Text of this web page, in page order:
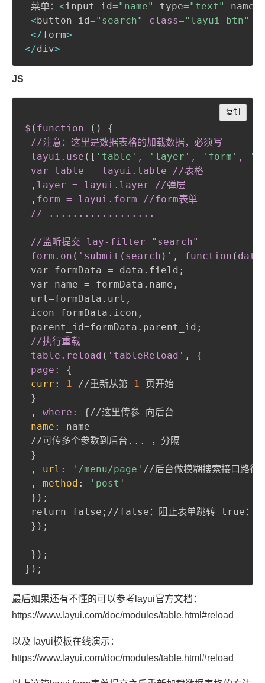
菜单： <input id="name" type="text" name
<button id="search" class="layui-btn"
</form>
</div>
JS
$ ( function ( )
{
//注意：这里是数据表格的加载数据，必须写
layui .use ( [ 'table' , 'layer' , 'form' ,
var table = layui .table //表格
, layer = layui .layer //弹层
, form = layui .form //form表单
// ..................
//监听提交 lay-filter="search"
form .on ( 'submit ( search ) ' , function ( data
var formData = data.field ;
var name = formData.name ,
url=formData.url ,
icon=formData.icon ,
parent_id=formData.parent_id ;
//执行重载
table .reload ( 'tableReload' ,
{
page:
{
curr : 1 //重新从第 1 页开始
}
,
where: {//这里传参 向后台
name :
name
//可传多个参数到后台... ，分隔
}
,
url : '/menu/page' //后台做模糊搜索接口路径
,
method :
'post'
} ) ;
return false ; //false：阻止表单跳转 true：表
} ) ;
} ) ;
} ) ;
复制
Copy
最后如果还有不懂的可以参考layui官方文档：
https://www.layui.com/doc/modules/table.html#reload
以及 layui模板在线演示：
https://www.layui.com/doc/modules/table.html#reload